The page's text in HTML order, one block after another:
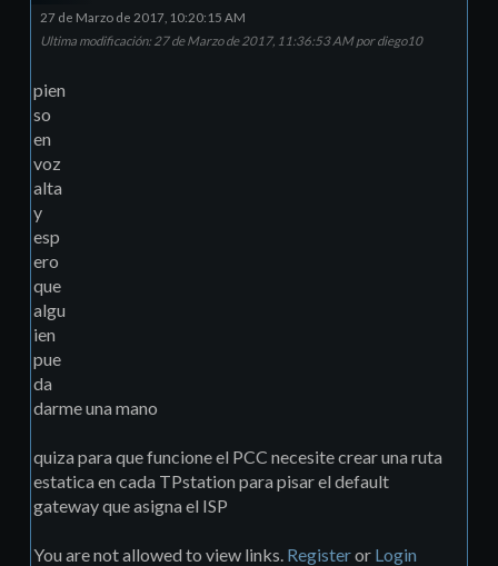
27 de Marzo de 2017, 10:20:15 AM
Ultima modificación: 27 de Marzo de 2017, 11:36:53 AM por diego10
pien
so
en
voz
alta
y
esp
ero
que
algu
ien
pue
da
darme una mano
quiza para que funcione el PCC necesite crear una ruta
estatica en cada TPstation para pisar el default
gateway que asigna el ISP
You are not allowed to view links. Registeror Login